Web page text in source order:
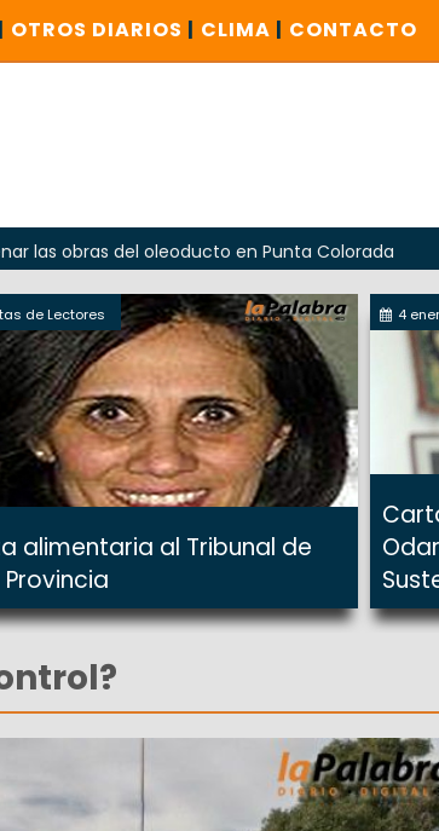
| OTROS DIARIOS | CLIMA | CONTACTO
del oleoducto en Punta Colorada
de Lectores
alimentaria al Tribunal de
4